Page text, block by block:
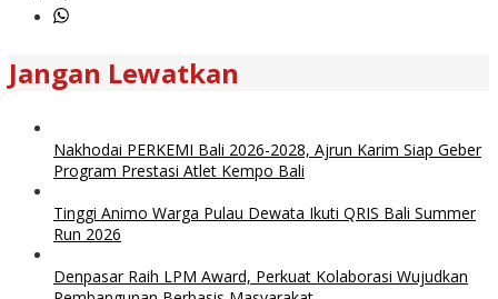
Jangan Lewatkan
Nakhodai PERKEMI Bali 2026-2028, Ajrun Karim Siap Geber
Program Prestasi Atlet Kempo Bali
Tinggi Animo Warga Pulau Dewata Ikuti QRIS Bali Summer
Run 2026
Denpasar Raih LPM Award, Perkuat Kolaborasi Wujudkan